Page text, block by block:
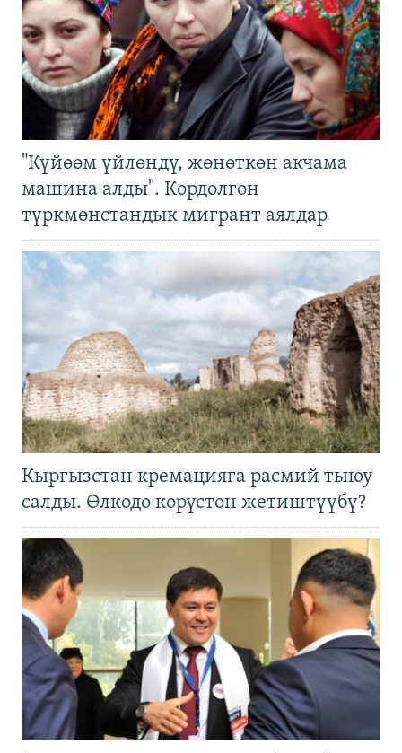
"Күйөөм үйлөндү, жөнөткөн акчама
машина алды". Кордолгон
түркмөнстандык мигрант аялдар
Кыргызстан кремацияга расмий тыюу
салды. Өлкөдө көрүстөн жетиштүүбү?